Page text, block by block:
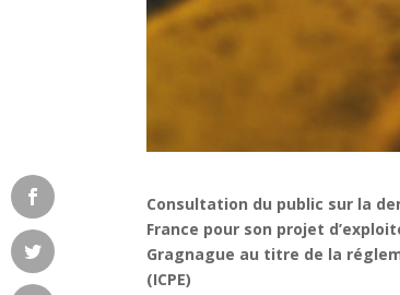
Consultation du public sur la
France pour son projet
Gragnague au titre de la
(ICPE)